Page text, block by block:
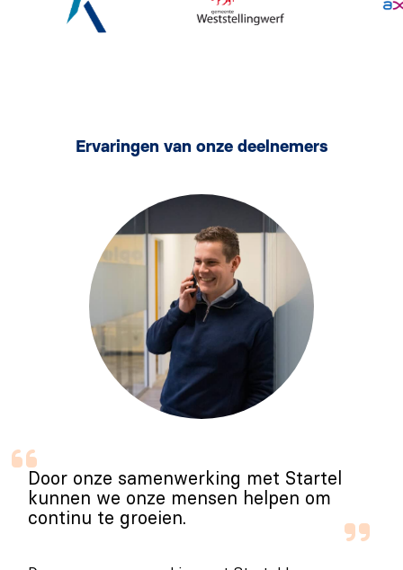
Ervaringen van onze deelnemers
Door onze samenwerking met Startel
kunnen we onze mensen helpen om
continu te groeien.